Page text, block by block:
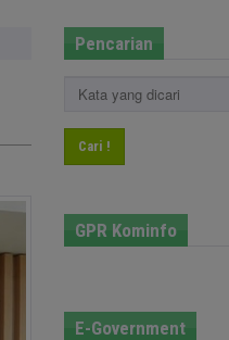
Pencarian
Cari !
GPR Kominfo
E-Government